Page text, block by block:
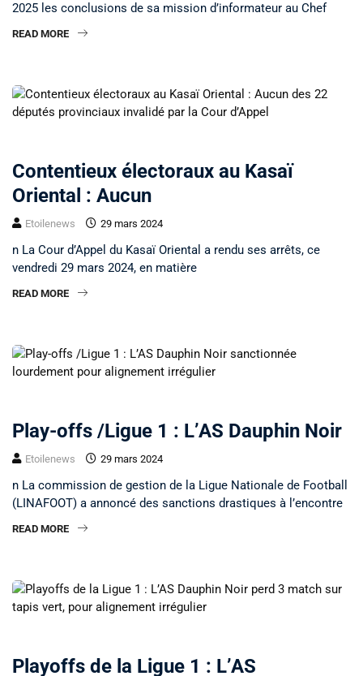
2025 les conclusions de sa mission d’informateur au Chef
READ MORE
Contentieux électoraux au Kasaï
Oriental : Aucun
Etoilenews 29 mars 2024
n La Cour d’Appel du Kasaï Oriental a rendu ses arrêts, ce
vendredi 29 mars 2024, en matière
READ MORE
Play-offs /Ligue 1 : L’AS Dauphin Noir
Etoilenews 29 mars 2024
n La commission de gestion de la Ligue Nationale de Football
(LINAFOOT) a annoncé des sanctions drastiques à l’encontre
READ MORE
Playoffs de la Ligue 1 : L’AS